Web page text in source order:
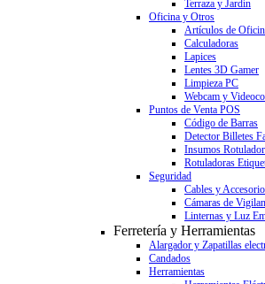
Terraza y Jardín
Oficina y Otros
Artículos de
Calculadoras
Lapices
Lentes 3D Gamer
Limpieza PC
Webcam y
Puntos de Venta POS
Código de Barras
Detector Billetes
Insumos
Rotuladoras
Seguridad
Cables y
Cámaras de
Linternas y Luz
Ferretería y Herramientas
Alargador y Zapatillas
Candados
Herramientas